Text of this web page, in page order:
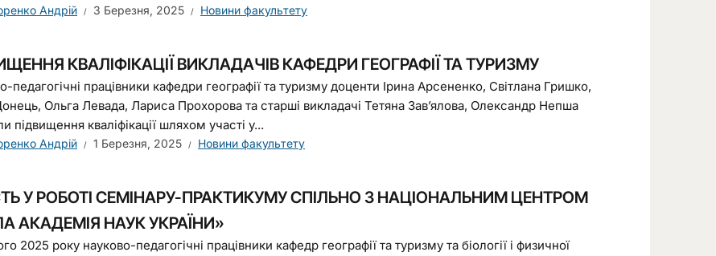
Андрій 3 Березня, 2025 Новини факультету
КВАЛІФІКАЦІЇ ВИКЛАДАЧІВ КАФЕДРИ ГЕОГРАФІЇ ТА ТУРИЗМУ
педагогічні працівники кафедри географії та туризму доценти Ірина Арсененко, Світлана Гришко,
Ольга Левада, Лариса Прохорова та старші викладачі Тетяна Зав’ялова, Олександр Непша
підвищення кваліфікації шляхом участі у...
Андрій 1 Березня, 2025 Новини факультету
У РОБОТІ СЕМІНАРУ-ПРАКТИКУМУ СПІЛЬНО З НАЦІОНАЛЬНИМ ЦЕНТРОМ
АКАДЕМІЯ НАУК УКРАЇНИ»
2025 року науково-педагогічні працівники кафедр географії та туризму та біології і физичної